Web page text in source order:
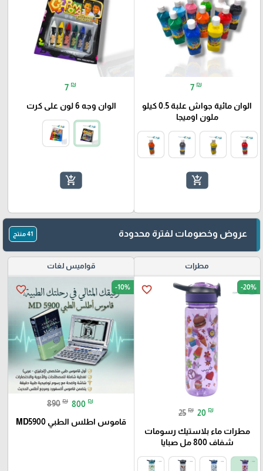
7 ₪
الوان مائية جواش علبة 0.5 كيلو
ملون اوميجا
add_shopping_cart
7 ₪
الوان وجه 6 لون على كرت
add_shopping_cart
عروض وخصومات لفترة محدودة 41 منتج
مطرات
favorite_border -20%
25 ₪ 20 ₪
مطرات ماء بلاستيك رسومات
شفاف 800 مل صبايا
قواميس لغات
favorite_border -10%
890 ₪ 800 ₪
قاموس اطلس الطبي MD5900